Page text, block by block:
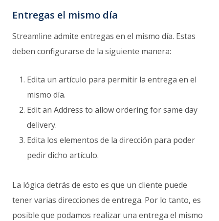
Entregas el mismo día
Streamline admite entregas en el mismo día. Estas
deben configurarse de la siguiente manera:
Edita un artículo para permitir la entrega en el
mismo día.
Edit an Address to allow ordering for same day
delivery.
Edita los elementos de la dirección para poder
pedir dicho artículo.
La lógica detrás de esto es que un cliente puede
tener varias direcciones de entrega. Por lo tanto, es
posible que podamos realizar una entrega el mismo